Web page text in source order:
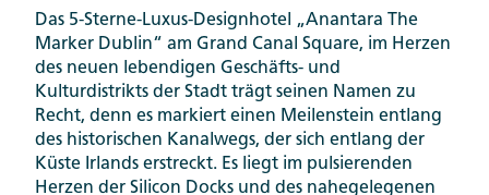
Das 5-Sterne-Luxus-Designhotel „Anantara The
Marker Dublin“ am Grand Canal Square, im Herzen
des neuen lebendigen Geschäfts- und
Kulturdistrikts der Stadt trägt seinen Namen zu
Recht, denn es markiert einen Meilenstein entlang
des historischen Kanalwegs, der sich entlang der
Küste Irlands erstreckt. Es liegt im pulsierenden
Herzen der Silicon Docks und des nahegelegenen